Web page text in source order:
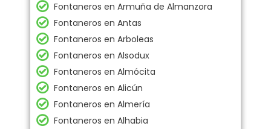
Fontaneros en Armuña de Almanzora
Fontaneros en Antas
Fontaneros en Arboleas
Fontaneros en Alsodux
Fontaneros en Almócita
Fontaneros en Alicún
Fontaneros en Almería
Fontaneros en Alhabia